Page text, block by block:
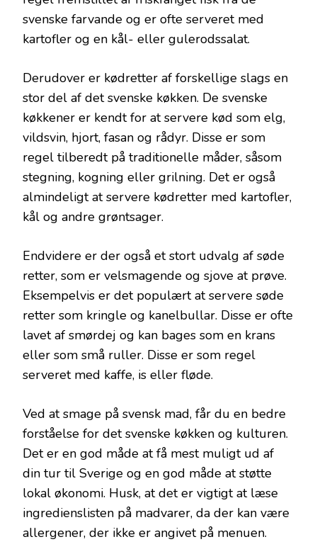
svenske farvande og er ofte serveret med
kartofler og en kål- eller gulerodssalat.
Derudover er kødretter af forskellige slags en
stor del af det svenske køkken. De svenske
køkkener er kendt for at servere kød som elg,
vildsvin, hjort, fasan og rådyr. Disse er som
regel tilberedt på traditionelle måder, såsom
stegning, kogning eller grilning. Det er også
almindeligt at servere kødretter med kartofler,
kål og andre grøntsager.
Endvidere er der også et stort udvalg af søde
retter, som er velsmagende og sjove at prøve.
Eksempelvis er det populært at servere søde
retter som kringle og kanelbullar. Disse er ofte
lavet af smørdej og kan bages som en krans
eller som små ruller. Disse er som regel
serveret med kaffe, is eller fløde.
Ved at smage på svensk mad, får du en bedre
forståelse for det svenske køkken og kulturen.
Det er en god måde at få mest muligt ud af
din tur til Sverige og en god måde at støtte
lokal økonomi. Husk, at det er vigtigt at læse
ingredienslisten på madvarer, da der kan være
allergener, der ikke er angivet på menuen.